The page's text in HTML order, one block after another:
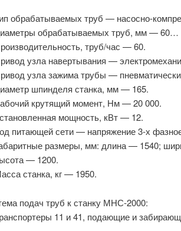
обрабатываемых труб — насосно-
обрабатываемых труб, мм — 60…
труб/час — 60.
узла навертывания —
узла зажима трубы —
шпинделя станка, мм — 165.
крутящий момент, Нм — 20 000.
мощность, кВт — 12.
питающей сети — напряжение 3-х
размеры, мм: длина — 1540;
— 1200.
станка, кг — 1950.
подач труб к станку МНС-2000:
11 и 41, подающие и